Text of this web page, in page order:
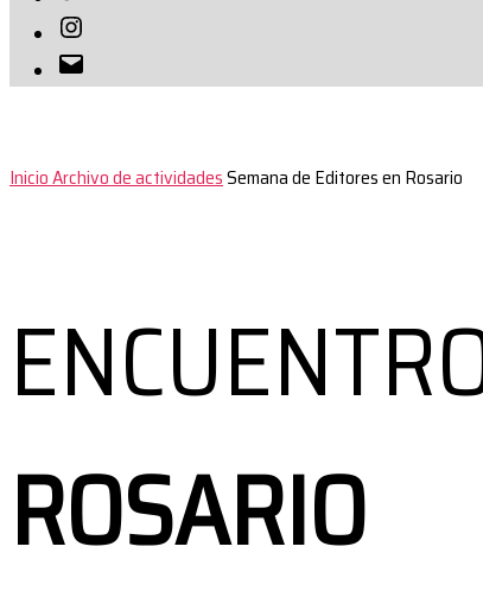
Instagram
Correo
electrónico
InicioArchivo de actividadesSemana de Editores en Rosario
ROSARIO